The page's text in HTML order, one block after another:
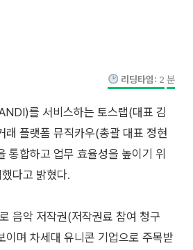
리딩타임: 2 분
를 서비스하는 토스랩(대표 김
래 플랫폼 뮤직카우(총괄 대표 정현
통합하고 업무 효율성을 높이기 위
다고 밝혔다.
음악 저작권(저작권료 참여 청구
이며 차세대 유니콘 기업으로 주목받